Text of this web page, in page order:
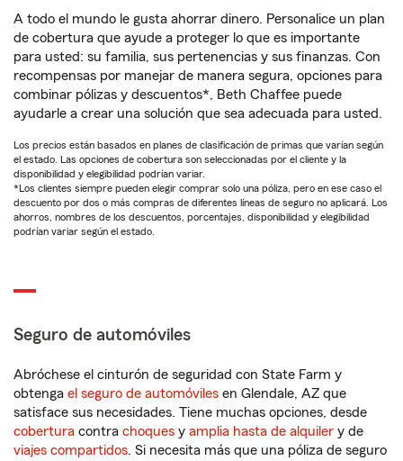
A todo el mundo le gusta ahorrar dinero. Personalice un plan
de cobertura que ayude a proteger lo que es importante
para usted: su familia, sus pertenencias y sus finanzas. Con
recompensas por manejar de manera segura, opciones para
combinar pólizas y descuentos*, Beth Chaffee puede
ayudarle a crear una solución que sea adecuada para usted.
Los precios están basados en planes de clasificación de primas que varían según
el estado. Las opciones de cobertura son seleccionadas por el cliente y la
disponibilidad y elegibilidad podrían variar.
*Los clientes siempre pueden elegir comprar solo una póliza, pero en ese caso el
descuento por dos o más compras de diferentes líneas de seguro no aplicará. Los
ahorros, nombres de los descuentos, porcentajes, disponibilidad y elegibilidad
podrían variar según el estado.
Seguro de automóviles
Abróchese el cinturón de seguridad con State Farm y
obtenga el seguro de automóviles en Glendale, AZ que
satisface sus necesidades. Tiene muchas opciones, desde
cobertura contra choques y amplia hasta de alquiler y de
viajes compartidos. Si necesita más que una póliza de seguro